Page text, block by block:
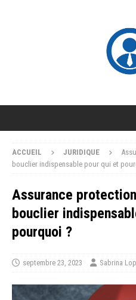
ACCUEIL JURIDIQUE
bouclier indispensable pour qui et
Assurance
bouclier
pourquoi ?
septembre 23, 2023 Sabrina